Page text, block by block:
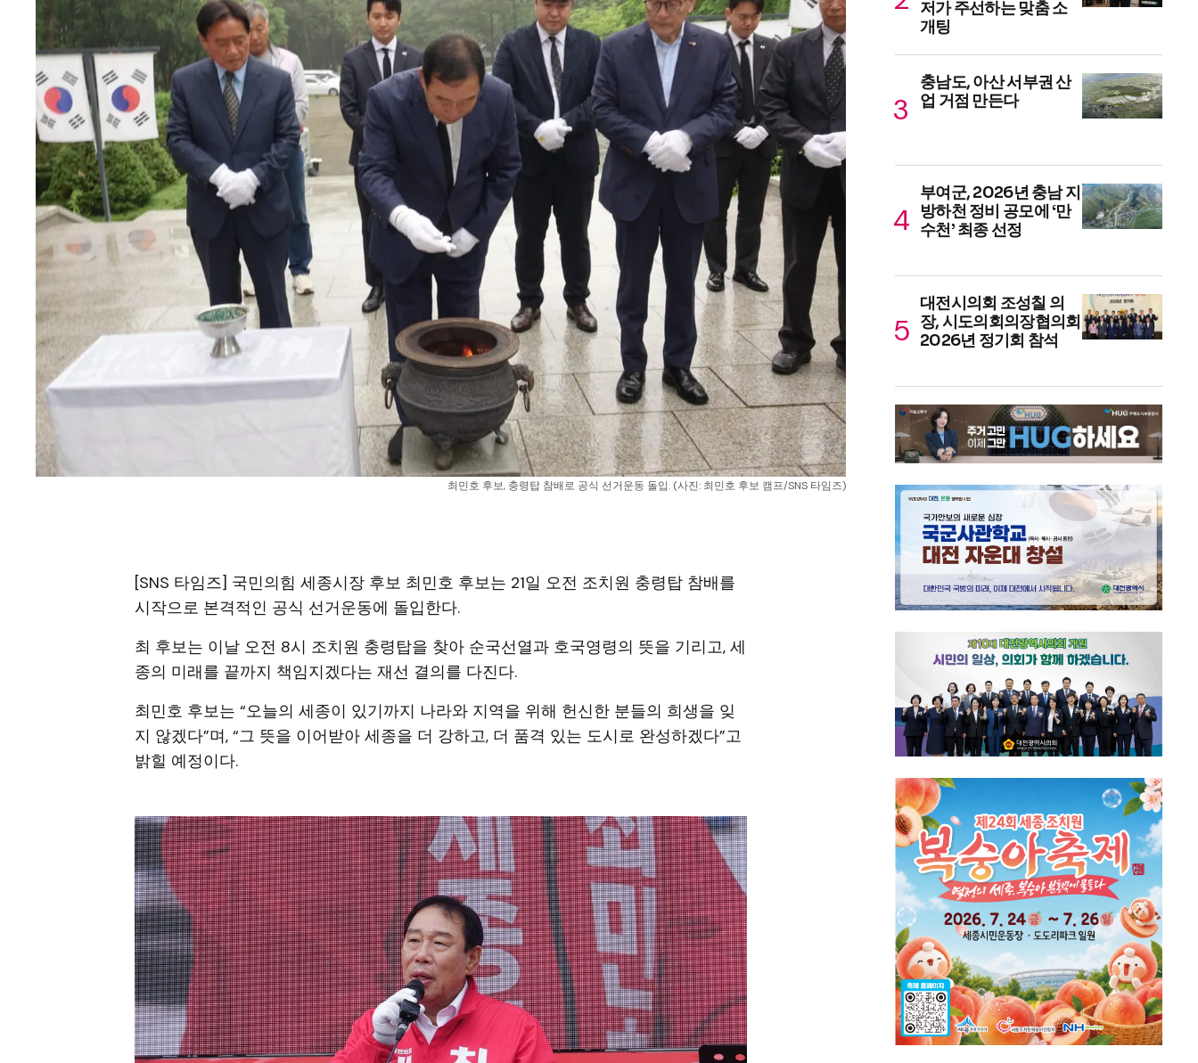
최민호 후보, 충령탑 참배로 공식 선거운동 돌입. (사진: 최민호 후보 캠프/SNS 타임즈)
[SNS 타임즈] 국민의힘 세종시장 후보 최민호 후보는 21일 오전 조치원 충령탑 참배를
시작으로 본격적인 공식 선거운동에 돌입한다.
최 후보는 이날 오전 8시 조치원 충령탑을 찾아 순국선열과 호국영령의 뜻을 기리고, 세
종의 미래를 끝까지 책임지겠다는 재선 결의를 다진다.
최민호 후보는 “오늘의 세종이 있기까지 나라와 지역을 위해 헌신한 분들의 희생을 잊
지 않겠다”며, “그 뜻을 이어받아 세종을 더 강하고, 더 품격 있는 도시로 완성하겠다”고
밝힐 예정이다.
저가 주선하는 맞춤 소
개팅
충남도, 아산 서부권 산
업 거점 만든다
부여군, 2026년 충남 지
방하천 정비 공모에 ‘만
수천’ 최종 선정
대전시의회 조성칠 의
장, 시도의회의장협의회
2026년 정기회 참석